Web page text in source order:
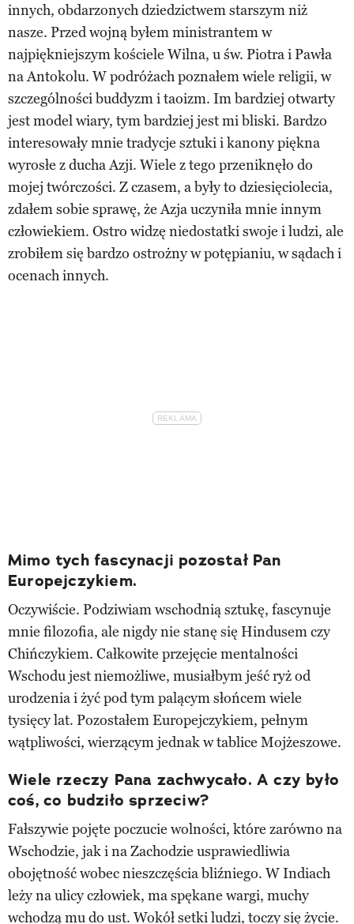
innych, obdarzonych dziedzictwem starszym niż
nasze. Przed wojną byłem ministrantem w
najpiękniejszym kościele Wilna, u św. Piotra i Pawła
na Antokolu. W podróżach poznałem wiele religii, w
szczególności buddyzm i taoizm. Im bardziej otwarty
jest model wiary, tym bardziej jest mi bliski. Bardzo
interesowały mnie tradycje sztuki i kanony piękna
wyrosłe z ducha Azji. Wiele z tego przeniknęło do
mojej twórczości. Z czasem, a były to dziesięciolecia,
zdałem sobie sprawę, że Azja uczyniła mnie innym
człowiekiem. Ostro widzę niedostatki swoje i ludzi, ale
zrobiłem się bardzo ostrożny w potępianiu, w sądach i
ocenach innych.
Mimo tych fascynacji pozostał Pan
Europejczykiem.
Oczywiście. Podziwiam wschodnią sztukę, fascynuje
mnie filozofia, ale nigdy nie stanę się Hindusem czy
Chińczykiem. Całkowite przejęcie mentalności
Wschodu jest niemożliwe, musiałbym jeść ryż od
urodzenia i żyć pod tym palącym słońcem wiele
tysięcy lat. Pozostałem Europejczykiem, pełnym
wątpliwości, wierzącym jednak w tablice Mojżeszowe.
Wiele rzeczy Pana zachwycało. A czy było
coś, co budziło sprzeciw?
Fałszywie pojęte poczucie wolności, które zarówno na
Wschodzie, jak i na Zachodzie usprawiedliwia
obojętność wobec nieszczęścia bliźniego. W Indiach
leży na ulicy człowiek, ma spękane wargi, muchy
wchodzą mu do ust. Wokół setki ludzi, toczy się życie.